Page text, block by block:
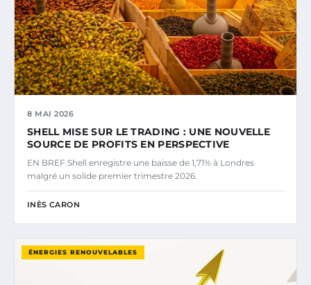
8 MAI 2026
SHELL MISE SUR LE TRADING : UNE NOUVELLE
SOURCE DE PROFITS EN PERSPECTIVE
EN BREF Shell enregistre une baisse de 1,71% à Londres
malgré un solide premier trimestre 2026.
INÈS CARON
ÉNERGIES RENOUVELABLES